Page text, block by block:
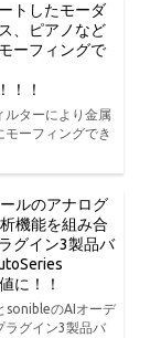
トしたモーダ
、ピアノなど
ーフィングで
！！
ルターにより金属
ーフィングでき
ルのアナログ
機能を組み合
グイン3製品バ
に！！
sonibleのAIオーデ
ラグイン3製品バ